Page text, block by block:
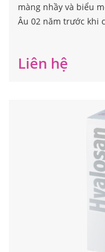
màng nhầy và biểu
Âu 02 năm trước khi
Liên hệ